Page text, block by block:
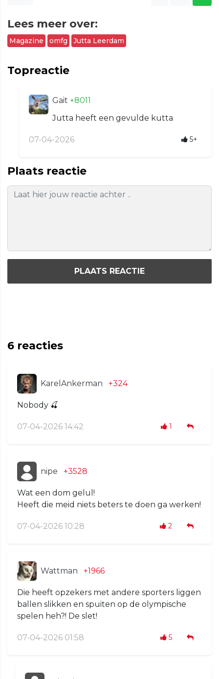
Lees meer over:
Magazine omfg Jutta Leerdam
Topreactie
Gait +8011
Jutta heeft een gevulde kutta
07-04-2026 5+
Plaats reactie
PLAATS REACTIE
6 reacties
KarelAnkerman +324
Nobody 🍒
07-04-2026 14:42 1
nipe +3528
Wat een dom gelul!
Heeft die meid niets beters te doen ga werken!
07-04-2026 10:28 2
Wattman +1966
Die heeft opzekers met andere sporters liggen
ballen slikken en spuiten op de olympische
spelen heh?! De slet!
07-04-2026 01:58 5